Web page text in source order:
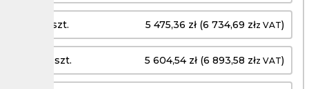
1900 szt. 5 475,36 zł (6 734,69 złz VAT)
2000 szt. 5 604,54 zł (6 893,58 złz VAT)